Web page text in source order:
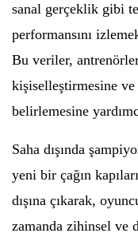
sanal gerçeklik gibi
performansını
Bu veriler,
kişiselleştirmesine
belirlemesine
Saha dışında
yeni bir çağın
dışına çıkarak,
zamanda zihinsel ve